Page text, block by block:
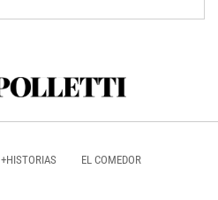
+HISTORIAS EL COMEDOR